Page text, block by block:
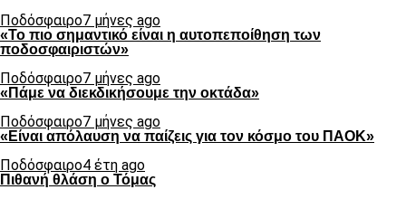
Ποδόσφαιρο7 μήνες ago
«Το πιο σημαντικό είναι η αυτοπεποίθηση των
ποδοσφαιριστών»
Ποδόσφαιρο7 μήνες ago
«Πάμε να διεκδικήσουμε την οκτάδα»
Ποδόσφαιρο7 μήνες ago
«Είναι απόλαυση να παίζεις για τον κόσμο του ΠΑΟΚ»
Ποδόσφαιρο4 έτη ago
Πιθανή θλάση ο Τόμας